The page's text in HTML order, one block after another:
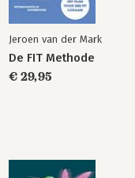
Werkliefde
Jeroen van der Mark
De FIT Methode
€ 29,95